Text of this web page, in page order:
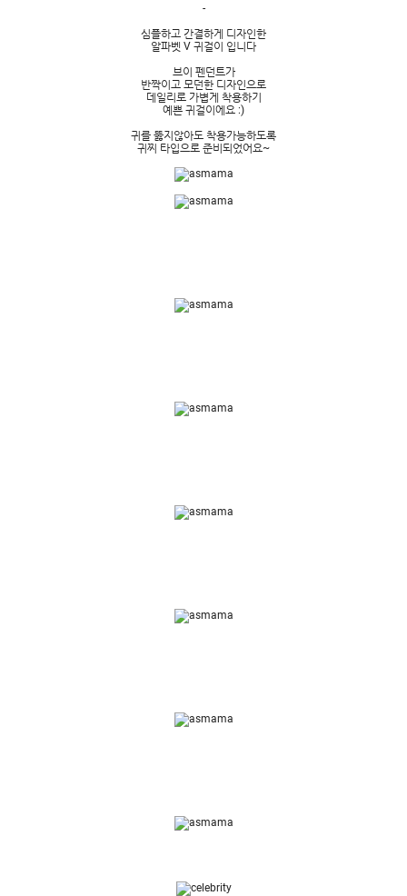
-
심플하고 간결하게 디자인한
알파벳 V 귀걸이 입니다
브이 펜던트가
반짝이고 모던한 디자인으로
데일리로 가볍게 착용하기
예쁜 귀걸이에요 :)
귀를 뚫지않아도 착용가능하도록
귀찌 타입으로 준비되었어요~